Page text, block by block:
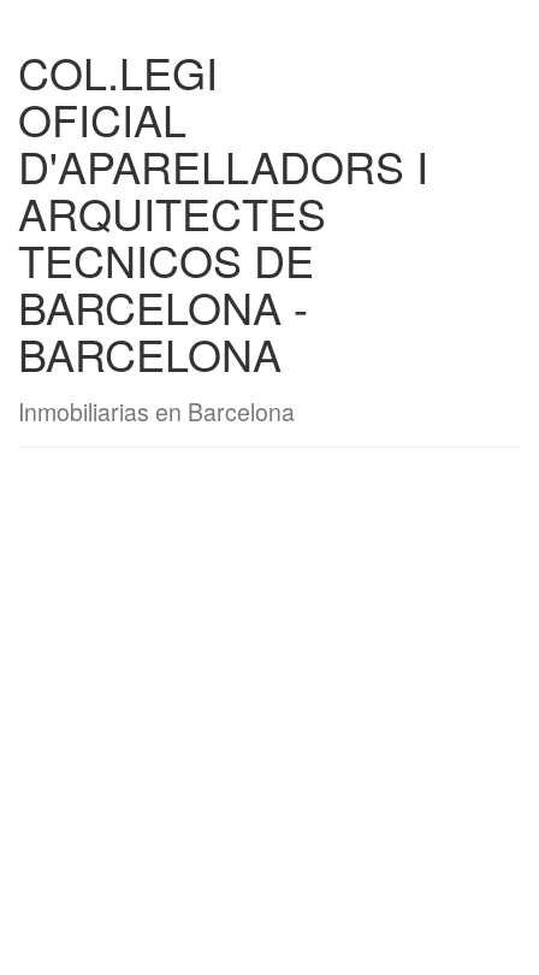
COL.LEGI
OFICIAL
D'APARELLADORS I
ARQUITECTES
TECNICOS DE
BARCELONA -
BARCELONA
Inmobiliarias en Barcelona